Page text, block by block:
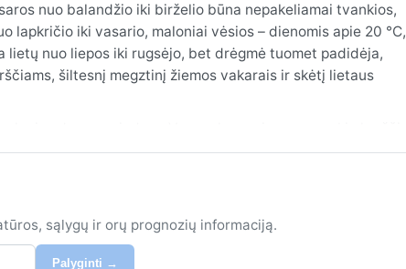
nuo balandžio iki birželio būna nepakeliamai tvankios,
lapkričio iki vasario, maloniai vėsios – dienomis apie 20 °C,
lietų nuo liepos iki rugsėjo, bet drėgmė tuomet padidėja,
šiltesnį megztinį žiemos vakarais ir skėtį lietaus
tvyro tirštas rūkas, tačiau sniegas čia negirdėtas
sąlygų ir orų prognozių informaciją.
Palyginti →